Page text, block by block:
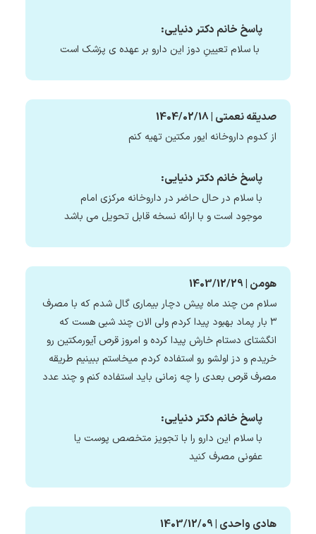
پاسخ خانم دکتر دنیایی:
با سلام تعیینِ دوز این دارو بر عهده ی پزشک است
صدیقه نعمتی | 1404/02/18
از کدوم داروخانه ایور مکتین تهیه کنم
پاسخ خانم دکتر دنیایی:
با سلام در حال حاضر در داروخانه مرکزی امام
موجود است و با ارائه نسخه قابل تحویل می باشد
هومن | 1403/12/29
سلام من چند ماه پیش دچار بیماری گال شدم که با مصرف
۳ بار پماد بهبود پیدا کردم ولی الان چند شبی هست که
انگشتای دستام خارش پیدا کرده و امروز قرص آیورمکتین رو
خریدم و دز اولشو رو استفاده کردم میخاستم ببینیم طریقه
مصرف قرص بعدی را چه زمانی باید استفاده کنم و چند عدد
پاسخ خانم دکتر دنیایی:
با سلام این دارو را با تجویز متخصص پوست یا
عفونی مصرف کنید
هادی واحدی | 1403/12/09